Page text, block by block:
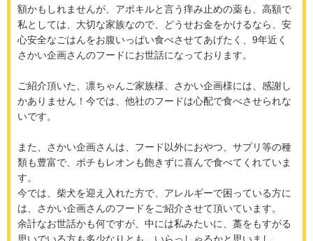
額かもしれませんが、アポキルと言う痒み止めの薬も、高額で
私としては、大切な家族なので、どうせお金をかけるなら、安
心安全なごはんをお腹いっぱい食べさせてあげたく、9年近く
さかい企画さんのフードにお世話になっております。
ご紹介頂いた、凛ちゃんご家族様、さかい企画様には、感謝し
かありません！今では、他社のフードは心配で食べさせられな
いです。
また、さかい企画さんは、フード以外におやつ、サプリ等の種
類も豊富で、ポチもレオンも飽きずに喜んで食べてくれていま
す。
今では、柴犬を迎え入れた方で、アレルギーで困っている方に
は、さかい企画さんのフードをご紹介させて頂いています。
余計なお世話かも何ですが、中には私みたいに、藁をもすがる
思いでいる方も多少なりとも、いらっしゃるかと思いまし